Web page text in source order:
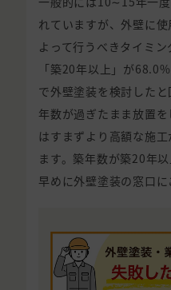
れていますが、外壁に
よって行うべきタイミ
「築20年以上」が
で外壁塗装を検討した
年数が過ぎたまま放置
はすまずより高額な施
ます。築年数が築20年
早めに外壁塗装の窓口に